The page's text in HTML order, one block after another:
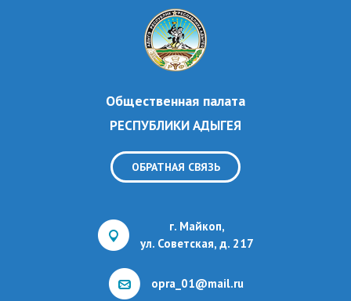
Общественная палата
РЕСПУБЛИКИ АДЫГЕЯ
ОБРАТНАЯ СВЯЗЬ
г. Майкоп,
ул. Советская, д. 217
opra_01@mail.ru